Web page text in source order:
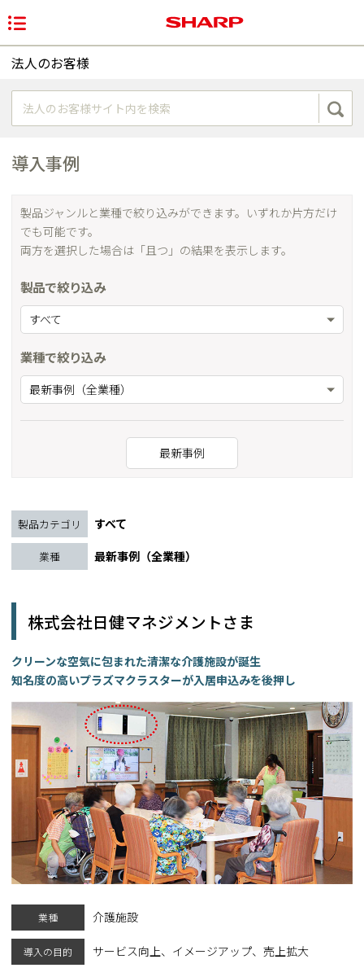
法人のお客様
導入事例
製品ジャンルと業種で絞り込みができます。いずれか片方だけ
でも可能です。
両方を選択した場合は「且つ」の結果を表示します。
製品で絞り込み
すべて
業種で絞り込み
最新事例（全業種）
最新事例
製品カテゴリ すべて
業種 最新事例（全業種）
株式会社日健マネジメントさま
クリーンな空気に包まれた清潔な介護施設が誕生
知名度の高いプラズマクラスターが入居申込みを後押し
業種 介護施設
導入の目的 サービス向上、イメージアップ、売上拡大